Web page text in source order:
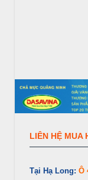
LIÊN HỆ MUA
Tại Hạ Long: Ô